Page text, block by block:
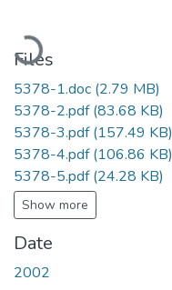
Loading...
Files
5378-1.doc (2.79 MB)
5378-2.pdf(83.68 KB)
5378-3.pdf(157.49 KB)
5378-4.pdf(106.86 KB)
5378-5.pdf(24.28 KB)
Show more
Date
2002